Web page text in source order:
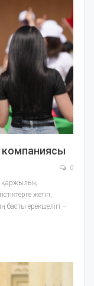
компаниясы
0
қаржылық
жетіп,
басты ерекшелігі –